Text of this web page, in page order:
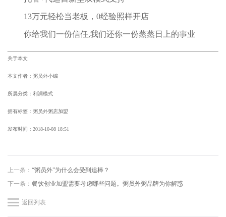
13万元轻松当老板，0经验照样开店
你给我们一份信任,我们还你一份蒸蒸日上的事业
关于本文
本文作者：粥员外小编
所属分类：利润模式
拥有标签：粥员外粥店加盟
发布时间： 2018-10-08 18:51
上一条： “粥员外”为什么会受到追棒？
下一条： 餐饮创业加盟需要考虑哪些问题。粥员外粥品牌为你解惑
返回列表